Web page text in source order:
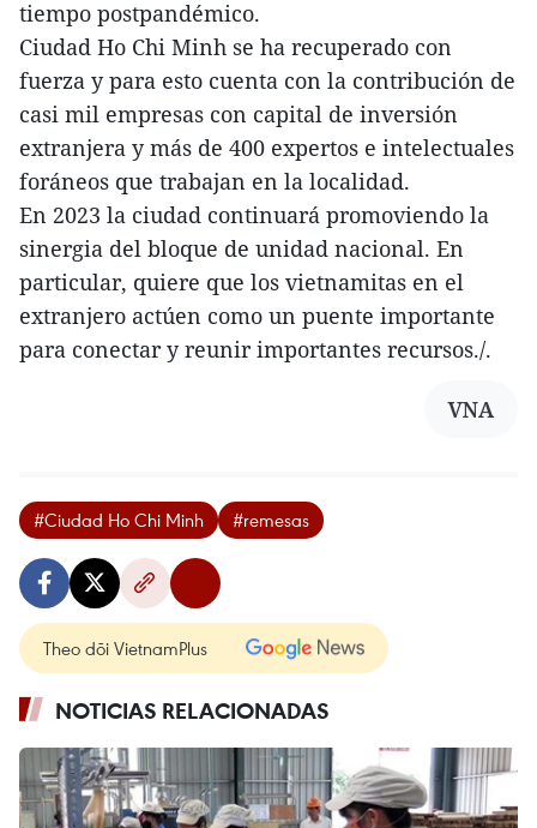
tiempo postpandémico.
Ciudad Ho Chi Minh se ha recuperado con
fuerza y para esto cuenta con la contribución de
casi mil empresas con capital de inversión
extranjera y más de 400 expertos e intelectuales
foráneos que trabajan en la localidad.
En 2023 la ciudad continuará promoviendo la
sinergia del bloque de unidad nacional. En
particular, quiere que los vietnamitas en el
extranjero actúen como un puente importante
para conectar y reunir importantes recursos./.
VNA
#Ciudad Ho Chi Minh #remesas
Theo dõi VietnamPlus
NOTICIAS RELACIONADAS